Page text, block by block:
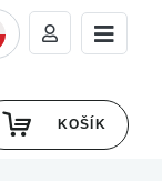
KOŠÍK